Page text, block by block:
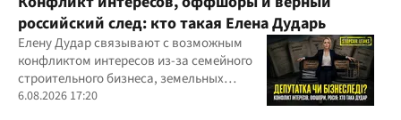
российский след: кто такая Елена Дударь
Елену Дудар связывают с возможным
конфликтом интересов из-за семейного
строительного бизнеса, земельных
скандалов, судебных дел
6.08.2026 17:20